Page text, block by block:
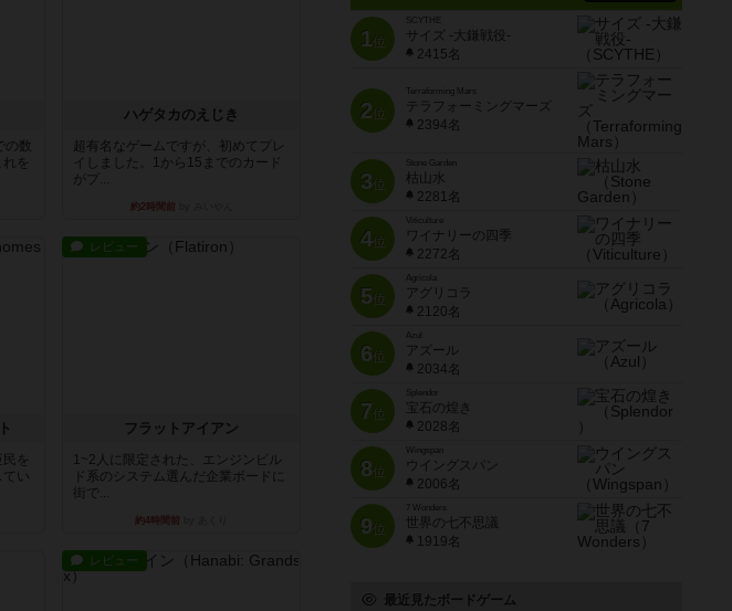
の数
を
ハゲタカのえじき
超有名なゲームですが、初めてプレ
イしました。1から15までのカード
がプ...
約2時間前
を
い
レビュー
フラットアイアン
1~2人に限定された、エンジンビル
ド系のシステム選んだ企業ボードに
街で...
約4時間前
レビュー
1位
SCYTHE
サイズ -大鎌戦役-
2415名
2位
Terraforming Mars
テラフォーミングマーズ
2394名
3位
Stone Garden
枯山水
2281名
4位
Viticulture
ワイナリーの四季
2272名
5位
Agricola
アグリコラ
2120名
6位
Azul
アズール
2034名
7位
宝石の煌き
2028名
8位
Wingspan
ウイングスパン
2006名
9位
7 Wonders
世界の七不思議
1919名
最近見たボードゲーム